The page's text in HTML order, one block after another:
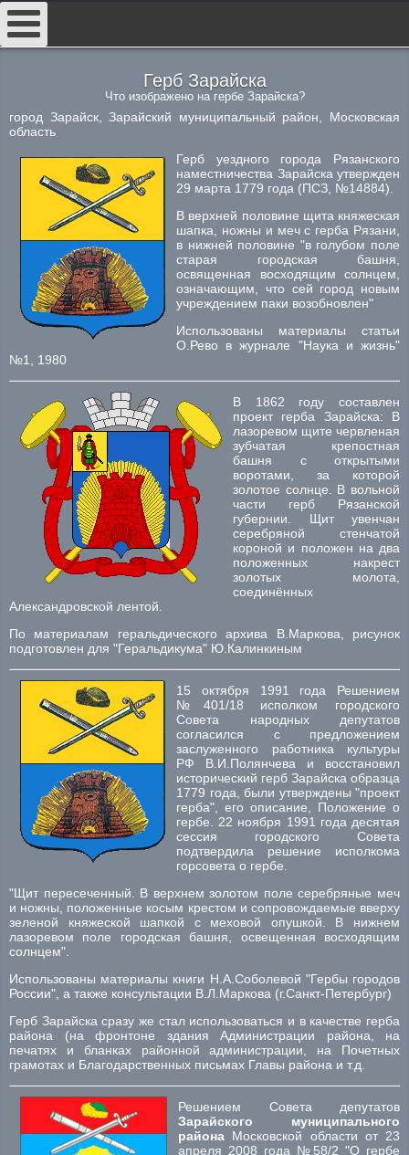
Герб Зарайска
Что изображено на гербе Зарайска?
город Зарайск, Зарайский муниципальный район, Московская
область
Герб уездного города Рязанского
наместничества Зарайска утвержден
29 марта 1779 года (ПСЗ, №14884).
В верхней половине щита княжеская
шапка, ножны и меч с герба Рязани,
в нижней половине "в голубом поле
старая городская башня,
освященная восходящим солнцем,
означающим, что сей город новым
учреждением паки возобновлен"
Использованы материалы статьи
О.Рево в журнале "Наука и жизнь"
№1, 1980
В 1862 году составлен
проект герба Зарайска: В
лазоревом щите червленая
зубчатая крепостная
башня с открытыми
воротами, за которой
золотое солнце. В вольной
части герб Рязанской
губернии. Щит увенчан
серебряной стенчатой
короной и положен на два
положенных накрест
золотых молота,
соединённых
Александровской лентой.
По материалам геральдического архива В.Маркова, рисунок
подготовлен для "Геральдикума" Ю.Калинкиным
15 октября 1991 года Решением
№401/18 исполком городского
Совета народных депутатов
согласился с предложением
заслуженного работника культуры
РФ В.И.Полянчева и восстановил
исторический герб Зарайска образца
1779 года, были утверждены "проект
герба", его описание, Положение о
гербе. 22 ноября 1991 года десятая
сессия городского Совета
подтвердила решение исполкома
горсовета о гербе.
"Щит пересеченный. В верхнем золотом поле серебряные меч
и ножны, положенные косым крестом и сопровождаемые вверху
зеленой княжеской шапкой с меховой опушкой. В нижнем
лазоревом поле городская башня, освещенная восходящим
солнцем".
Использованы материалы книги Н.А.Соболевой "Гербы городов
России", а также консультации В.Л.Маркова (г.Санкт-Петербург)
Герб Зарайска сразу же стал использоваться и в качестве герба
района (на фронтоне здания Администрации района, на
печатях и бланках районной администрации, на Почетных
грамотах и Благодарственных письмах Главы района и т.д.
Решением Cовета депутатов
Зарайского муниципального
района Московской области от 23
апреля 2008 года №58/2 "О гербе